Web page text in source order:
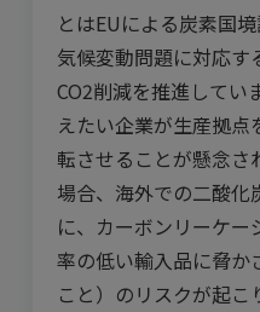
とはEUによる炭素国
気候変動問題に対応す
CO2削減を推進してい
えたい企業が生産拠
転させることが懸念さ
場合、海外での二酸
に、 カーボンリーケー
率の低い輸入品に脅か
こと） のリスクが起こ